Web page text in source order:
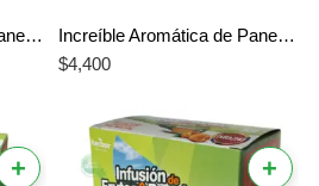
Increíble Aromática de Panela Maracuyá Herbar – El Mejor Sabor Único y Tropical Increíble Aromática de Panela Frutos Tropicales Herbar – El Mejor Sabor Único y Exótico
$4,400
+ +